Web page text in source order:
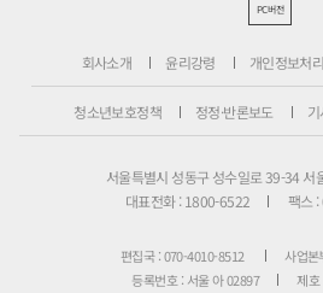
PC버전
회사소개 윤리강령 개인정보처
청소년보호정책 정정·반론보도
서울특별시 성동구 성수일로 39-34 서
대표전화 : 1800-6522
팩스
편집국 : 070-4010-8512
사업
등록번호 : 서울 아 02897
제호